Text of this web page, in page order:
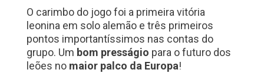
O carimbo do jogo foi a primeira vitória
leonina em solo alemão e três primeiros
pontos importantíssimos nas contas do
grupo. Um bom presságio para o futuro dos
leões no maior palco da Europa!